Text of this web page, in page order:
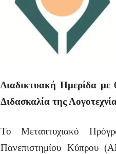
Διαδικτυακή Ημερίδα
Διδασκαλία της
Το Μεταπτυχιακό
Πανεπιστημίου Κύπρου